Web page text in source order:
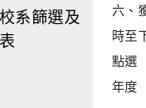
系篩選及
六、
時至
點選
年度